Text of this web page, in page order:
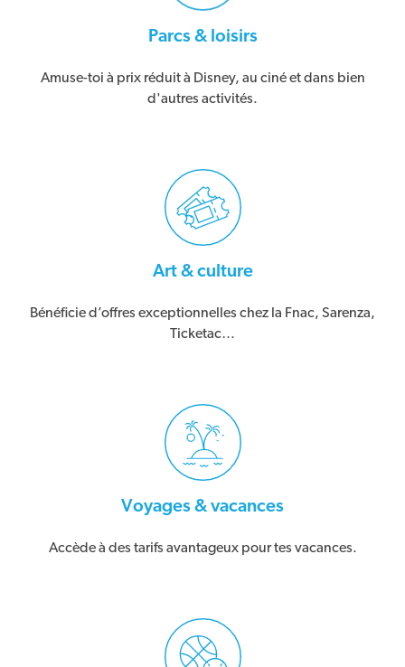
Parcs & loisirs
Amuse-toi à prix réduit à Disney, au ciné et dans bien
d'autres activités.
Art & culture
Bénéficie d’offres exceptionnelles chez la Fnac, Sarenza,
Ticketac…
Voyages & vacances
Accède à des tarifs avantageux pour tes vacances.